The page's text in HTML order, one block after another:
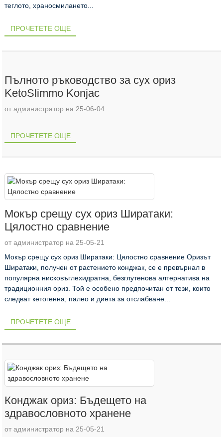
теглото, храносмилането...
ПРОЧЕТЕТЕ ОЩЕ
Пълното ръководство за сух ориз
KetoSlimmo Konjac
от администратор на 25-06-04
ПРОЧЕТЕТЕ ОЩЕ
Мокър срещу сух ориз Ширатаки:
Цялостно сравнение
от администратор на 25-05-21
Мокър срещу сух ориз Ширатаки: Цялостно сравнение Оризът
Ширатаки, получен от растението конджак, се е превърнал в
популярна нисковъглехидратна, безглутенова алтернатива на
традиционния ориз. Той е особено предпочитан от тези, които
следват кетогенна, палео и диета за отслабване...
ПРОЧЕТЕТЕ ОЩЕ
Конджак ориз: Бъдещето на
здравословното хранене
от администратор на 25-05-21